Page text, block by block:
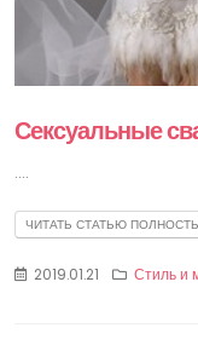
Сексуальные
....
ЧИТАТЬ СТАТЬЮ
2019.01.21 Стиль и